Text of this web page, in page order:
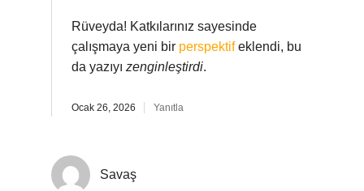
Rüveyda! Katkılarınız sayesinde
çalışmaya yeni bir perspektifeklendi, bu
da yazıyı zenginleştirdi.
Ocak 26, 2026 Yanıtla
Savaş